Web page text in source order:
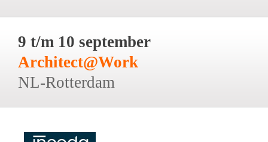
9 t/m 10 september
Architect@Work
NL-Rotterdam